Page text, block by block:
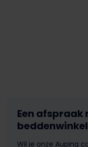
Een afspraak
Wil je onze Auping